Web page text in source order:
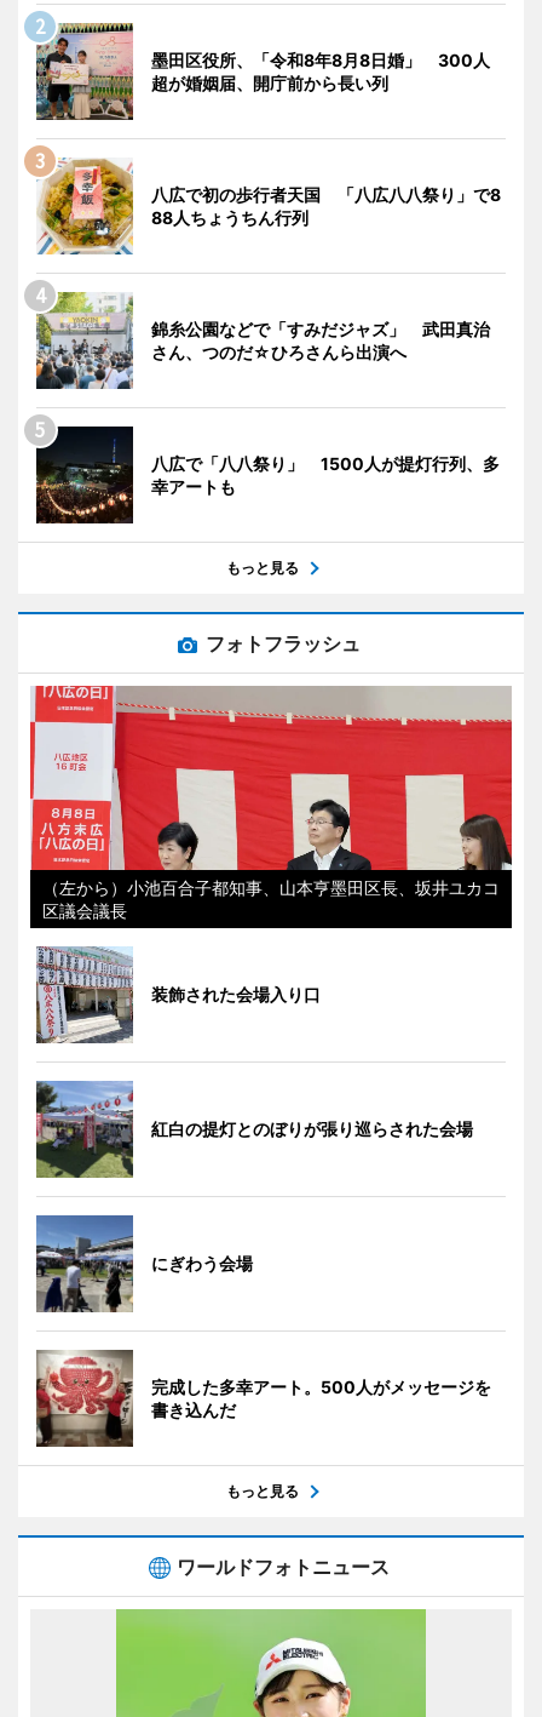
墨田区役所、「令和8年8月8日婚」 300人
超が婚姻届、開庁前から長い列
八広で初の歩行者天国 「八広八八祭り」で8
88人ちょうちん行列
錦糸公園などで「すみだジャズ」 武田真治
さん、つのだ☆ひろさんら出演へ
八広で「八八祭り」 1500人が提灯行列、多
幸アートも
もっと見る
フォトフラッシュ
（左から）小池百合子都知事、山本亨墨田区長、坂井ユカコ
区議会議長
装飾された会場入り口
紅白の提灯とのぼりが張り巡らされた会場
にぎわう会場
完成した多幸アート。500人がメッセージを
書き込んだ
もっと見る
ワールドフォトニュース